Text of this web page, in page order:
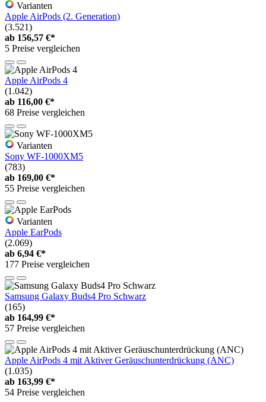
Varianten
Apple AirPods (2. Generation)
(3.521)
ab 156,57 €*
5 Preise vergleichen
Apple AirPods 4
(1.042)
ab 116,00 €*
68 Preise vergleichen
Varianten
Sony WF-1000XM5
(783)
ab 169,00 €*
55 Preise vergleichen
Varianten
Apple EarPods
(2.069)
ab 6,94 €*
177 Preise vergleichen
Samsung Galaxy Buds4 Pro Schwarz
(165)
ab 164,99 €*
57 Preise vergleichen
Apple AirPods 4 mit Aktiver Geräuschunterdrückung (ANC)
(1.035)
ab 163,99 €*
54 Preise vergleichen